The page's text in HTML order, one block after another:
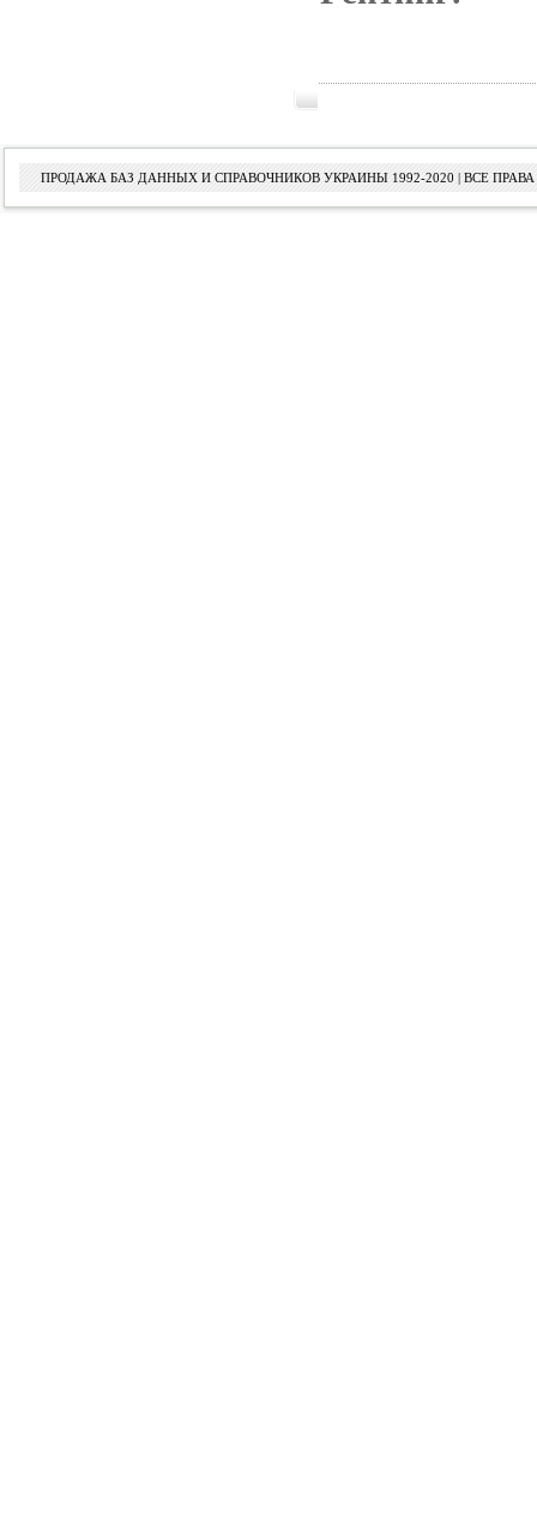
ПРОДАЖА БАЗ ДАННЫХ И СПРАВОЧНИКОВ УКРАИНЫ 1992-2020 | ВСЕ